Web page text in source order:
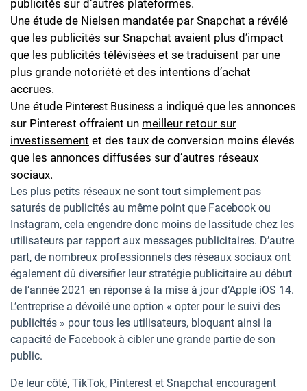
publicités sur d’autres plateformes.
Une étude de Nielsen mandatée par Snapchat a révélé
que les publicités sur Snapchat avaient plus d’impact
que les publicités télévisées et se traduisent par une
plus grande notoriété et des intentions d’achat
accrues.
Une étude Pinterest Business a indiqué que les annonces
sur Pinterest offraient un meilleur retour sur
investissement et des taux de conversion moins élevés
que les annonces diffusées sur d’autres réseaux
sociaux.
Les plus petits réseaux ne sont tout simplement pas
saturés de publicités au même point que Facebook ou
Instagram, cela engendre donc moins de lassitude chez les
utilisateurs par rapport aux messages publicitaires. D’autre
part, de nombreux professionnels des réseaux sociaux ont
également dû diversifier leur stratégie publicitaire au début
de l’année 2021 en réponse à la mise à jour d’Apple iOS 14.
L’entreprise a dévoilé une option « opter pour le suivi des
publicités » pour tous les utilisateurs, bloquant ainsi la
capacité de Facebook à cibler une grande partie de son
public.
De leur côté, TikTok, Pinterest et Snapchat encouragent